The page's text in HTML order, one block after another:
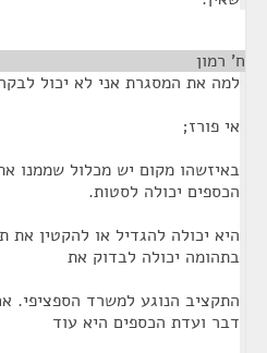
ח' רמון
למה את המסגרת אני לא יכול
אי פורז;
באיזשהו מקום יש מכלול שממנו
הכספים יכולה לסטות.
היא יכולה להגדיל או להקטין את
בתהומה יכולה לבדוק את
התקציב הנוגע למשרד הספציפי.
דבר ועדת הכספים היא עוד